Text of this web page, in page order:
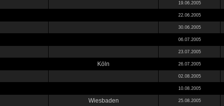
19.06.2005
22.06.2005
30.06.2005
06.07.2005
23.07.2005
Köln 26.07.2005
02.08.2005
10.08.2005
Wiesbaden 25.08.2005